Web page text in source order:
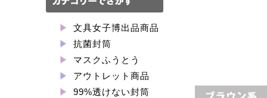
文具女子博出品商品
抗菌封筒
マスクふうとう
アウトレット商品
99%透けない封筒